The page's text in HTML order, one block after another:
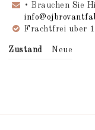
• Brauchen Sie
Frachtfrei uber
Zustand Neue